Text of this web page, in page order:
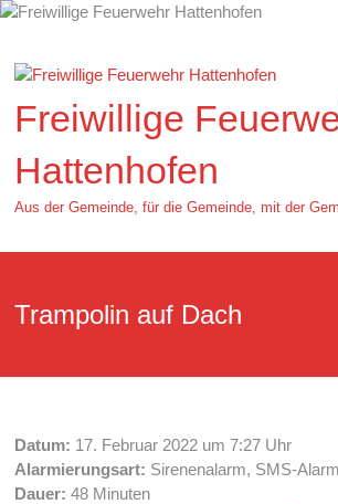
Zum
springen
Freiwillige
Hattenhofen
Aus der Gemeinde, für die Gemeinde, mit der
Trampolin auf Dach
Datum: 17. Februar 2022 um 7:27 Uhr
Alarmierungsart: Sirenenalarm, SMS-
Dauer: 48 Minuten